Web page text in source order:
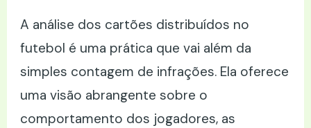
A análise dos cartões distribuídos no
futebol é uma prática que vai além da
simples contagem de infrações. Ela oferece
uma visão abrangente sobre o
comportamento dos jogadores, as